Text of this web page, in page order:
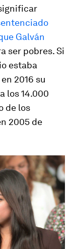
Galván
ser pobres. Si
estaba
2016 su
los 14.000
de los
2005 de